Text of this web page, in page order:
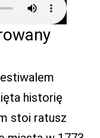
historię
stoi ratusz